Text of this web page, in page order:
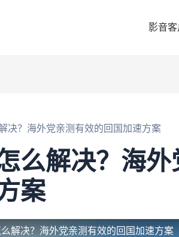
影音
决？海外党亲测有效的回国加速方案
么解决？海外
案
解决？海外党亲测有效的回国加速方案